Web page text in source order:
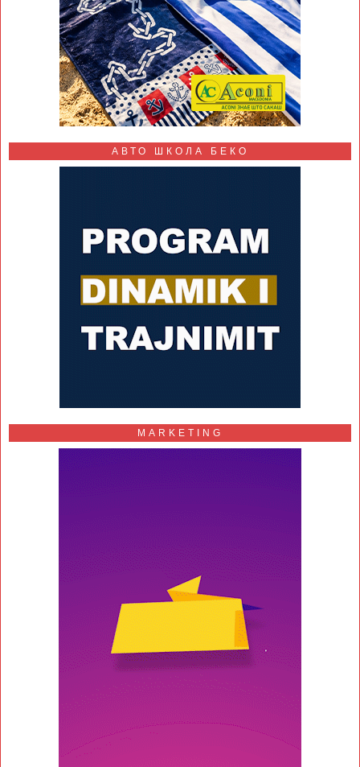
АВТО ШКОЛА БЕКО
MARKETING